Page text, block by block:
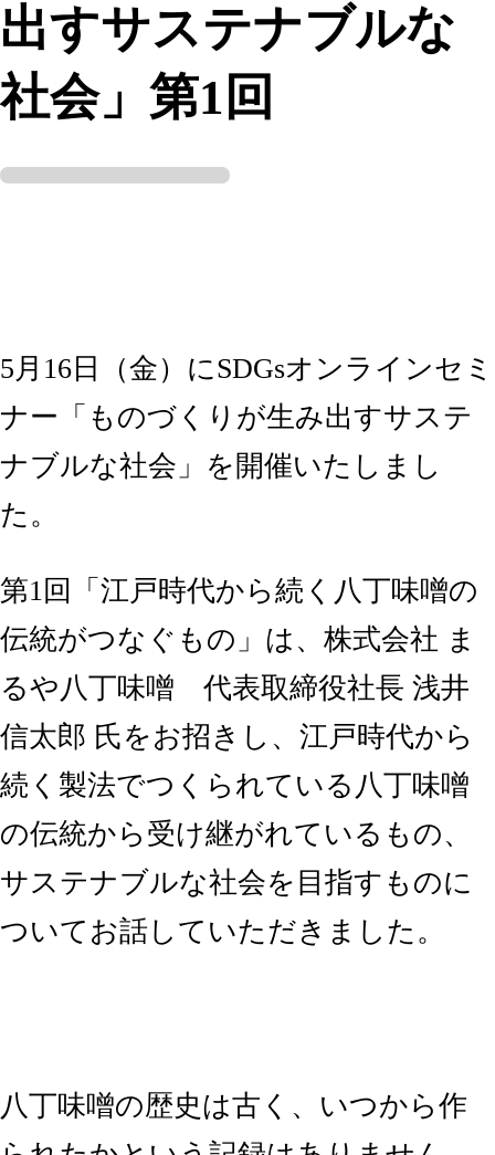
出すサステナブルな
社会」第1回
5月16日（金）にSDGsオンラインセミ
ナー「ものづくりが生み出すサステ
ナブルな社会」を開催いたしまし
た。
第1回「江戸時代から続く八丁味噌の
伝統がつなぐもの」は、株式会社 ま
るや八丁味噌 代表取締役社長 浅井
信太郎 氏をお招きし、江戸時代から
続く製法でつくられている八丁味噌
の伝統から受け継がれているもの、
サステナブルな社会を目指すものに
ついてお話していただきました。
八丁味噌の歴史は古く、いつから作